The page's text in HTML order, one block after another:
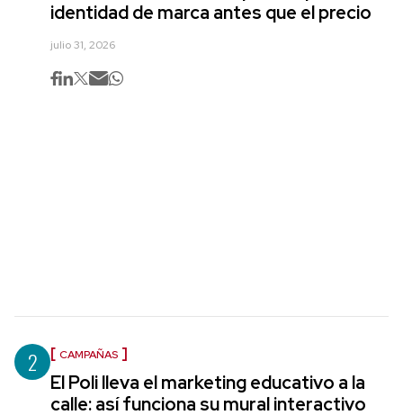
identidad de marca antes que el precio
julio 31, 2026
2 CAMPAÑAS
El Poli lleva el marketing educativo a la
calle: así funciona su mural interactivo